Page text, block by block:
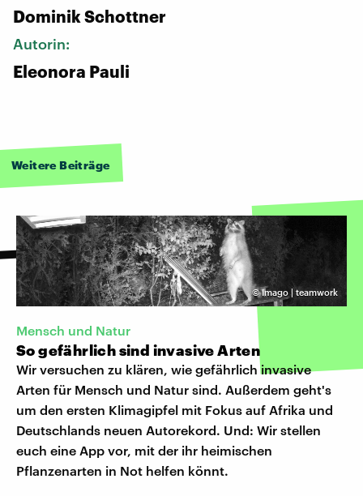
Dominik Schottner
Autorin:
Eleonora Pauli
Weitere Beiträge
©Imago | teamwork
Mensch und Natur
So gefährlich sind invasive Arten
Wir versuchen zu klären, wie gefährlich invasive
Arten für Mensch und Natur sind. Außerdem geht's
um den ersten Klimagipfel mit Fokus auf Afrika und
Deutschlands neuen Autorekord. Und: Wir stellen
euch eine App vor, mit der ihr heimischen
Pflanzenarten in Not helfen könnt.